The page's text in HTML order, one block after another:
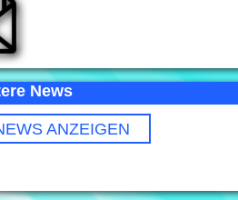
News
ANZEIGEN